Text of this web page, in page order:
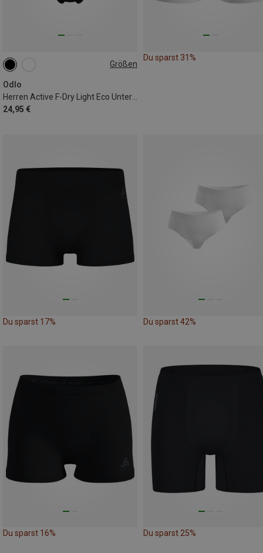
Größen
Odlo
24,95 €
L
Du sparst 31%
Du sparst 17% Du sparst 42%
Du sparst 16% Du sparst 25%